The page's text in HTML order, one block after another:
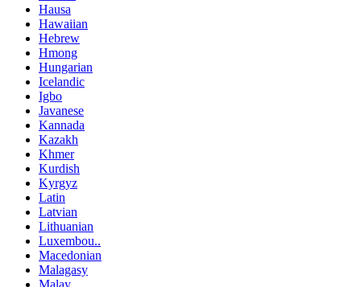
Hausa
Hawaiian
Hebrew
Hmong
Hungarian
Icelandic
Igbo
Javanese
Kannada
Kazakh
Khmer
Kurdish
Kyrgyz
Latin
Latvian
Lithuanian
Luxembou..
Macedonian
Malagasy
Malay